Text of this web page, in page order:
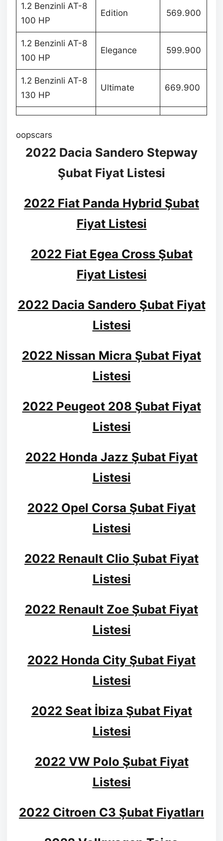
1.2 Benzinli AT-8
100 HP
Edition 569.900
1.2 Benzinli AT-8
100 HP
Elegance 599.900
1.2 Benzinli AT-8
130 HP
Ultimate 669.900
oopscars
2022 Dacia Sandero Stepway
Şubat Fiyat Listesi
2022 Fiat Panda Hybrid Şubat
Fiyat Listesi
2022 Fiat Egea Cross Şubat
Fiyat Listesi
2022 Dacia Sandero Şubat Fiyat
Listesi
2022 Nissan Micra Şubat Fiyat
Listesi
2022 Peugeot 208 Şubat Fiyat
Listesi
2022 Honda Jazz Şubat Fiyat
Listesi
2022 Opel Corsa Şubat Fiyat
Listesi
2022 Renault Clio Şubat Fiyat
Listesi
2022 Renault Zoe Şubat Fiyat
Listesi
2022 Honda City Şubat Fiyat
Listesi
2022 Seat İbiza Şubat Fiyat
Listesi
2022 VW Polo Şubat Fiyat
Listesi
2022 Citroen C3 Şubat Fiyatları